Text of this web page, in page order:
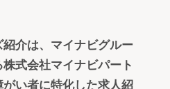
介は、マイナビグルー
式会社マイナビパート
い者に特化した求人紹